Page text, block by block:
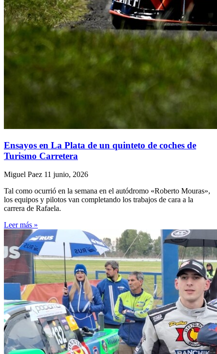
Ensayos en La Plata de un quinteto de coches de
Turismo Carretera
Miguel Paez 11 junio, 2026
Tal como ocurrió en la semana en el autódromo «Roberto Mouras»,
los equipos y pilotos van completando los trabajos de cara a la
carrera de Rafaela.
Leer más »